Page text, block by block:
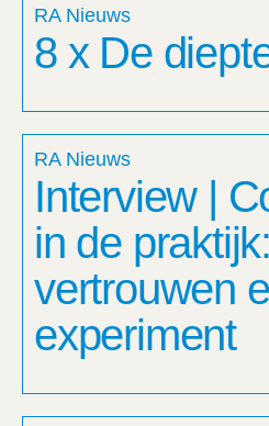
RA Nieuws
8 x De
RA Nieuws
Interview |
in de praktijk:
vertrouwen
experiment